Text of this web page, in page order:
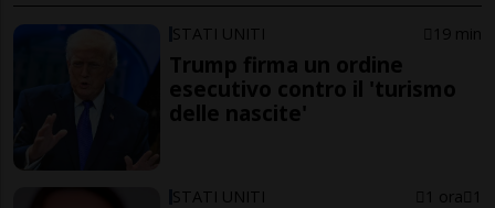
STATI UNITI 19 min
Trump firma un ordine
esecutivo contro il 'turismo
delle nascite'
STATI UNITI 1 ora 1